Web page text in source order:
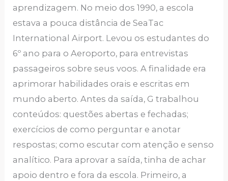
aprendizagem. No meio dos 1990, a escola
estava a pouca distância de SeaTac
International Airport. Levou os estudantes do
6º ano para o Aeroporto, para entrevistas
passageiros sobre seus voos. A finalidade era
aprimorar habilidades orais e escritas em
mundo aberto. Antes da saída, G trabalhou
conteúdos: questões abertas e fechadas;
exercícios de como perguntar e anotar
respostas; como escutar com atenção e senso
analítico. Para aprovar a saída, tinha de achar
apoio dentro e fora da escola. Primeiro, a